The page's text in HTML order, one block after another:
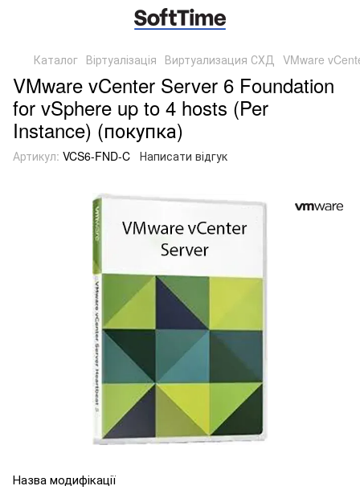
Каталог Віртуалізація Виртуализация СХД VMware
VMware vCenter Server 6 Foundation
for vSphere up to 4 hosts (Per
Instance) (покупка)
Артикул: VCS6-FND-C Написати відгук
Назва модифікації